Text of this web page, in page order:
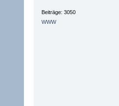
Beiträge: 3050
WWW